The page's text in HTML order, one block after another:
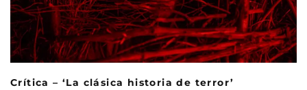
Crítica – ‘La clásica historia de terror’